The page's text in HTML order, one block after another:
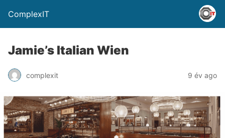
ComplexIT
Jamie’s Italian Wien
complexit 9 év ago